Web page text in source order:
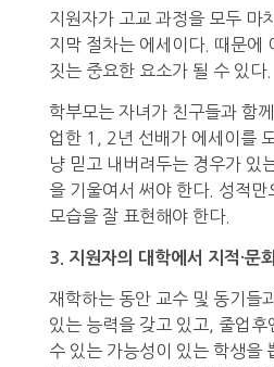
지원자가 고교 과정을 모두 마
지막 절차는 에세이다. 때문에
짓는 중요한 요소가 될 수 있다.
학부모는 자녀가 친구들과 함
업한 1, 2년 선배가 에세이를
냥 믿고 내버려두는 경우가 있
을 기울여서 써야 한다. 성적만
모습을 잘 표현해야 한다.
3. 지원자의 대학에서 지적·문
재학하는 동안 교수 및 동기들
있는 능력을 갖고 있고, 줄업후
수 있는 가능성이 있는 학생을